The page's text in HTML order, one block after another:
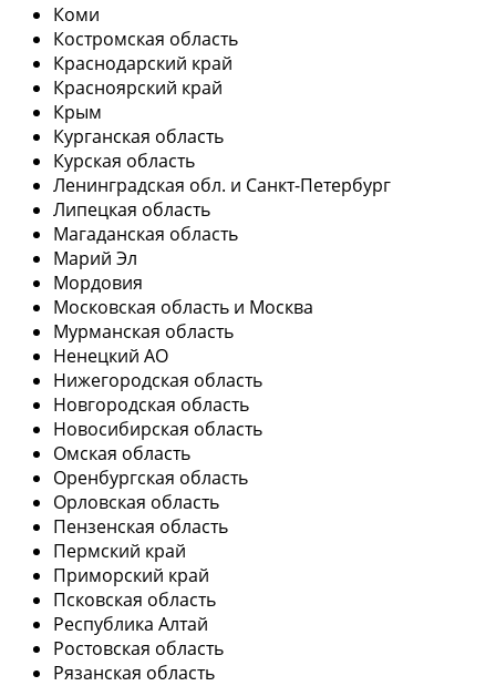
Коми
Костромская область
Краснодарский край
Красноярский край
Крым
Курганская область
Курская область
Ленинградская обл. и Санкт-Петербург
Липецкая область
Магаданская область
Марий Эл
Мордовия
Московская область и Москва
Мурманская область
Ненецкий АО
Нижегородская область
Новгородская область
Новосибирская область
Омская область
Оренбургская область
Орловская область
Пензенская область
Пермский край
Приморский край
Псковская область
Республика Алтай
Ростовская область
Рязанская область